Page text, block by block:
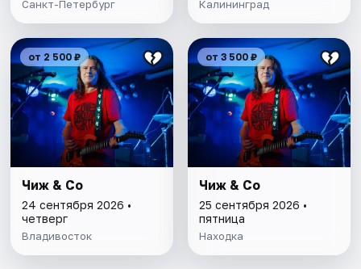
Санкт-Петербург Калининград
от 2 500 ₽
Чиж & Co
24 сентября 2026 •
четверг
Владивосток
от 3 500 ₽
Чиж & Co
25 сентября 2026 •
пятница
Находка